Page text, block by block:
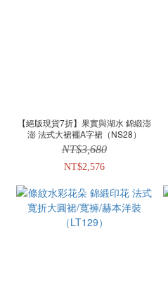
【絕版現貨7折】果實與湖水 錦緞澎
澎 法式大裙襬A字裙（NS28）
NT$3,680
NT$2,576